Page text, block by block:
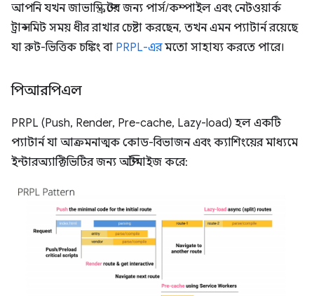
আপনি যখন জাভাস্ক্রিপ্টের জন্য পার্স/কম্পাইল এবং নেটওয়ার্ক
ট্রান্সমিট সময় ধীর রাখার চেষ্টা করছেন, তখন এমন প্যাটার্ন রয়েছে
যা রুট-ভিত্তিক চঙ্কিং বা PRPL-এরমতো সাহায্য করতে পারে।
পিআরপিএল
PRPL (Push, Render, Pre-cache, Lazy-load) হল একটি
প্যাটার্ন যা আক্রমনাত্মক কোড-বিভাজন এবং ক্যাশিংয়ের মাধ্যমে
ইন্টারঅ্যাক্টিভিটির জন্য অপ্টিমাইজ করে: